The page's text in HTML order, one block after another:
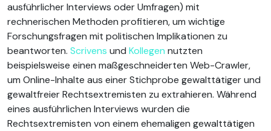
ausführlicher Interviews oder Umfragen) mit
rechnerischen Methoden profitieren, um wichtige
Forschungsfragen mit politischen Implikationen zu
beantworten. Scrivens und Kollegen nutzten
beispielsweise einen maßgeschneiderten Web-Crawler,
um Online-Inhalte aus einer Stichprobe gewalttätiger und
gewaltfreier Rechtsextremisten zu extrahieren. Während
eines ausführlichen Interviews wurden die
Rechtsextremisten von einem ehemaligen gewalttätigen